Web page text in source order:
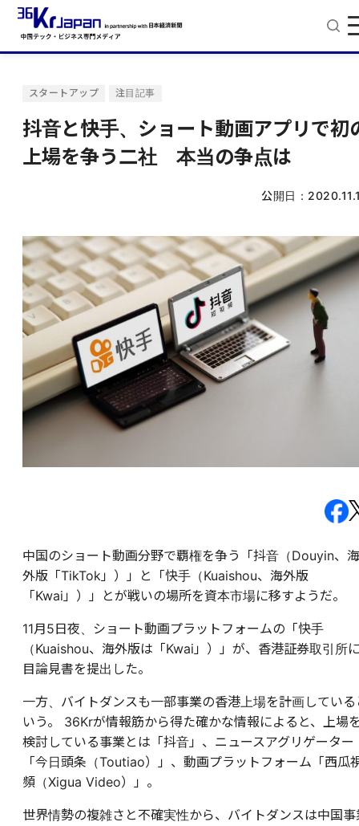
スタートアップ 注目記事
抖音と快手、ショート動画アプリで初
上場を争う二社 本当の争点は
公開日：
中国のショート動画分野で覇権を争う「抖音（Douyin、海
外版「TikTok」）」と「快手（Kuaishou、海外版
「Kwai」）」とが戦いの場所を資本市場に移すようだ。
11月5日夜、ショート動画プラットフォームの「快手
（Kuaishou、海外版は「Kwai」）」が、香港証券取引所
目論見書を提出した。
一方、バイトダンスも一部事業の香港上場を計画している
いう。 36Krが情報筋から得た確かな情報によると、上場
検討している事業とは「抖音」、ニュースアグリゲーター
「今日頭条（Toutiao）」、動画プラットフォーム「西瓜
頻（Xigua Video）」。
世界情勢の複雑さと不確実性から、バイトダンスは中国事